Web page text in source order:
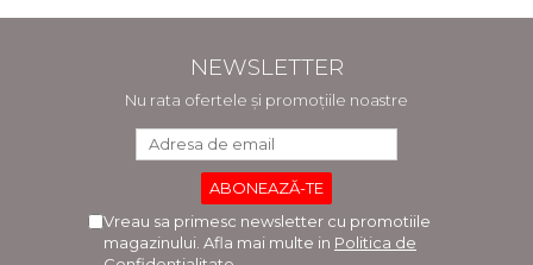
NEWSLETTER
Nu rata ofertele și promoțiile noastre
Vreau sa primesc newsletter cu promotiile
magazinului. Afla mai multe in Politica de